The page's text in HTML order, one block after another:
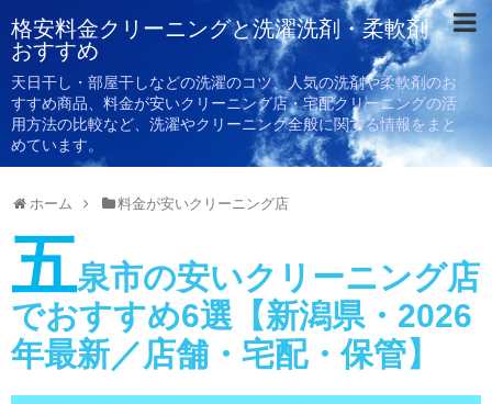
格安料金クリーニングと洗濯洗剤・柔軟剤
おすすめ
天日干し・部屋干しなどの洗濯のコツ、人気の洗剤や柔軟剤のお
すすめ商品、料金が安いクリーニング店・宅配クリーニングの活
用方法の比較など、洗濯やクリーニング全般に関する情報をまと
めています。
ホーム 料金が安いクリーニング店
五泉市の安いクリーニング店
でおすすめ6選【新潟県・2026
年最新／店舗・宅配・保管】